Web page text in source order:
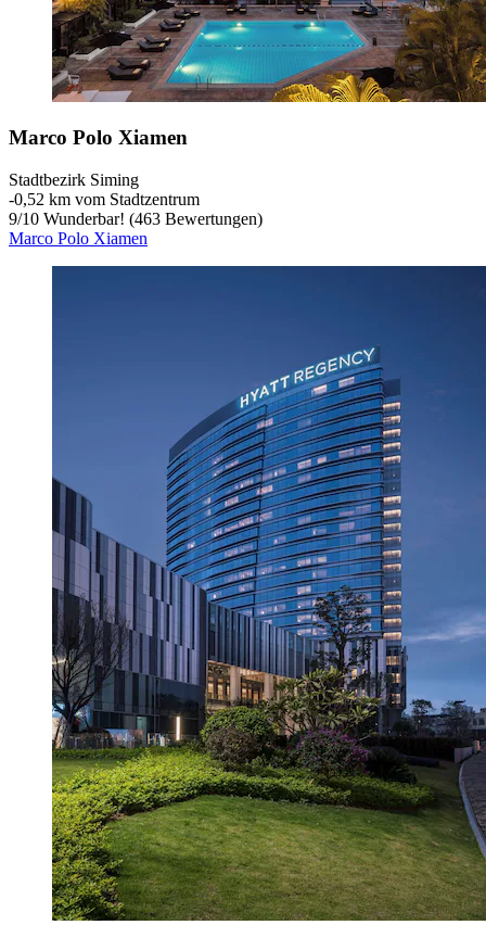
Marco Polo Xiamen
Stadtbezirk Siming
‐0,52 km vom Stadtzentrum
9/10 Wunderbar! (463 Bewertungen)
Marco Polo Xiamen